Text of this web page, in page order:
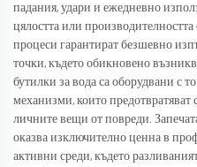
падания, удари и ежедневно
цялостта или
процеси гарантират безшевно
точки, където обикновено
бутилки за вода са оборудвани с
механизми, които
личните вещи от повреди.
оказва изключително ценна в
активни среди, където